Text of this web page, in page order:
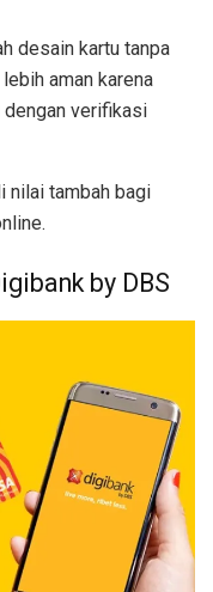
desain kartu tanpa
aman karena
verifikasi
nilai tambah bagi
by DBS